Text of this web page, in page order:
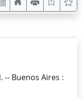
-- Buenos Aires :